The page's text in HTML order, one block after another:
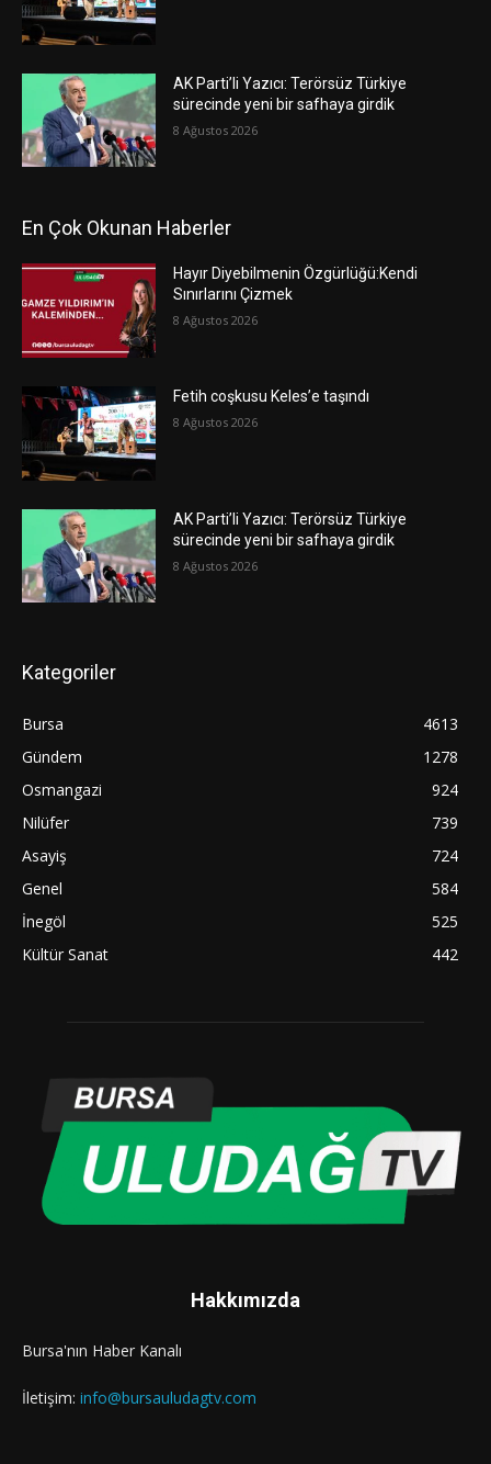
AK Parti’li Yazıcı: Terörsüz Türkiye
sürecinde yeni bir safhaya girdik
8 Ağustos 2026
En Çok Okunan Haberler
Hayır Diyebilmenin Özgürlüğü:Kendi
Sınırlarını Çizmek
8 Ağustos 2026
Fetih coşkusu Keles’e taşındı
8 Ağustos 2026
AK Parti’li Yazıcı: Terörsüz Türkiye
sürecinde yeni bir safhaya girdik
8 Ağustos 2026
Kategoriler
Bursa
4613
Gündem
1278
Osmangazi
924
Nilüfer
739
Asayiş
724
Genel
584
İnegöl
525
Kültür Sanat
442
Hakkımızda
Bursa'nın Haber Kanalı
İletişim: info@bursauludagtv.com